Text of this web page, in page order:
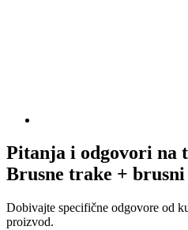
Pitanja i odgovori na
Brusne trake +
Dobivajte specifične odgovore od
proizvod.